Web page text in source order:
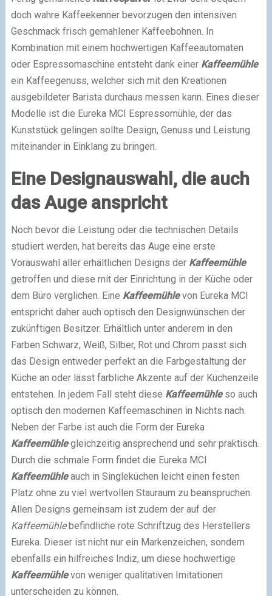
doch wahre Kaffeekenner bevorzugen den intensiven
Geschmack frisch gemahlener Kaffeebohnen. In
Kombination mit einem hochwertigen Kaffeeautomaten
oder Espressomaschine entsteht dank einer Kaffeemühle
ein Kaffeegenuss, welcher sich mit den Kreationen
ausgebildeter Barista durchaus messen kann. Eines dieser
Modelle ist die Eureka MCI Espressomühle, der das
Kunststück gelingen sollte Design, Genuss und Leistung
miteinander in Einklang zu bringen.
Eine Designauswahl, die auch
das Auge anspricht
Noch bevor die Leistung oder die technischen Details
studiert werden, hat bereits das Auge eine erste
Vorauswahl aller erhältlichen Designs der Kaffeemühle
getroffen und diese mit der Einrichtung in der Küche oder
dem Büro verglichen. Eine Kaffeemühlevon Eureka MCI
entspricht daher auch optisch den Designwünschen der
zukünftigen Besitzer. Erhältlich unter anderem in den
Farben Schwarz, Weiß, Silber, Rot und Chrom passt sich
das Design entweder perfekt an die Farbgestaltung der
Küche an oder lässt farbliche Akzente auf der Küchenzeile
entstehen. In jedem Fall steht diese Kaffeemühle so auch
optisch den modernen Kaffeemaschinen in Nichts nach.
Neben der Farbe ist auch die Form der Eureka
Kaffeemühle gleichzeitig ansprechend und sehr praktisch.
Durch die schmale Form findet die Eureka MCI
Kaffeemühle auch in Singleküchen leicht einen festen
Platz ohne zu viel wertvollen Stauraum zu beanspruchen.
Allen Designs gemeinsam ist zudem der auf der
Kaffeemühlebefindliche rote Schriftzug des Herstellers
Eureka. Dieser ist nicht nur ein Markenzeichen, sondern
ebenfalls ein hilfreiches Indiz, um diese hochwertige
Kaffeemühle von weniger qualitativen Imitationen
unterscheiden zu können.